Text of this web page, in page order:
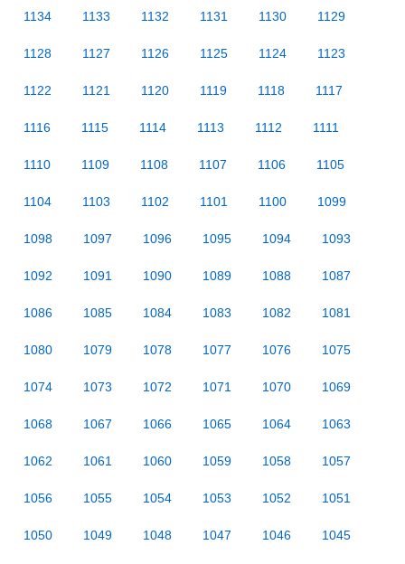
1134 1133 1132 1131 1130 1129
1128 1127 1126 1125 1124 1123
1122 1121 1120 1119 1118 1117
1116 1115 1114 1113 1112 1111
1110 1109 1108 1107 1106 1105
1104 1103 1102 1101 1100 1099
1098 1097 1096 1095 1094 1093
1092 1091 1090 1089 1088 1087
1086 1085 1084 1083 1082 1081
1080 1079 1078 1077 1076 1075
1074 1073 1072 1071 1070 1069
1068 1067 1066 1065 1064 1063
1062 1061 1060 1059 1058 1057
1056 1055 1054 1053 1052 1051
1050 1049 1048 1047 1046 1045